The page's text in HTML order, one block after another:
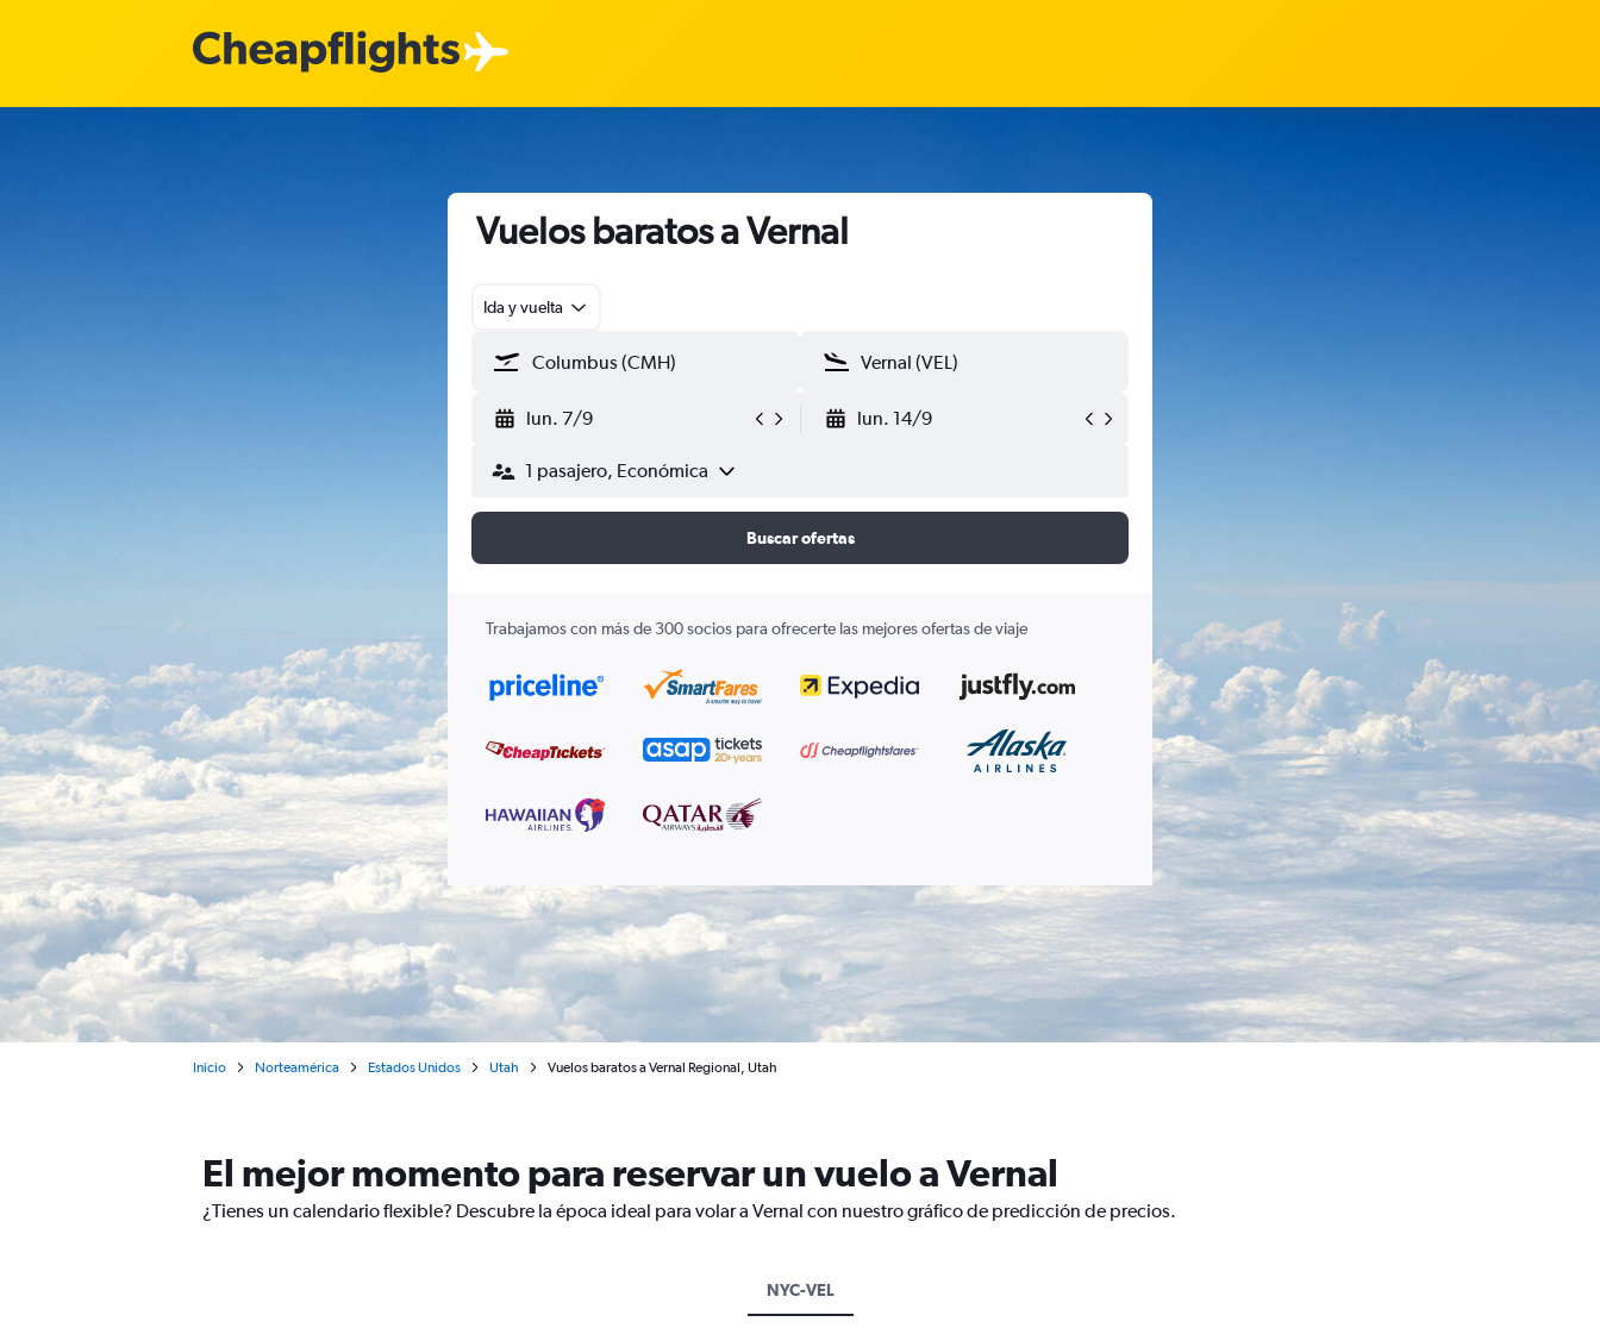
Vuelos baratos a Vernal
Ida y vuelta
lun. 7/9 lun. 14/9
1 pasajero, Económica
Buscar ofertas
Trabajamos con más de 300 socios para ofrecerte las mejores ofertas de viaje
Inicio Norteamérica Estados Unidos Utah Vuelos baratos a Vernal Regional, Utah
El mejor momento para reservar un vuelo a Vernal
¿Tienes un calendario flexible? Descubre la época ideal para volar a Vernal con nuestro gráfico de predicción de precios.
NYC-VEL